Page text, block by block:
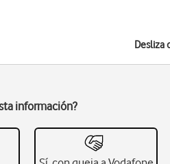
Desliza
información?